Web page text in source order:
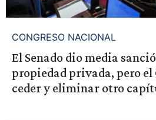
CONGRESO NACIONAL
El Senado dio media
propiedad privada, pero
ceder y eliminar otro